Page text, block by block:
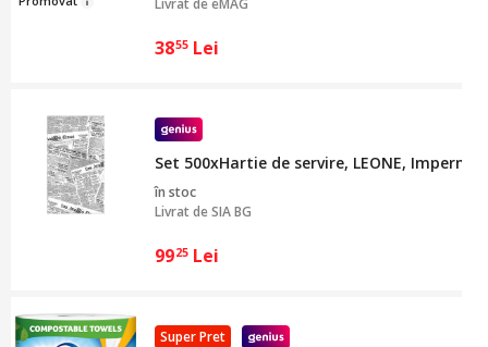
Livrat deeMAG
3855 Lei
Set 500xHartie de servire, LEONE,
în stoc
Livrat deSIA BG
9925 Lei
Super Pret